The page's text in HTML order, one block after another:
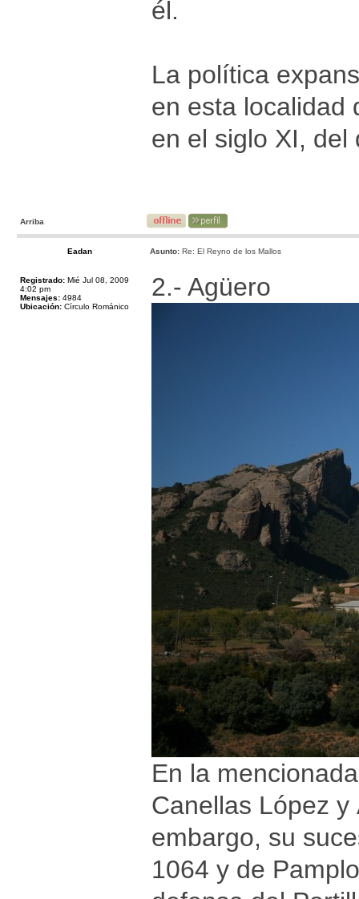
él.
La política
en esta localidad
en el siglo XI, del
Arriba
Eadan Asunto: Re: El Reyno de los Mallos
Registrado: Mié Jul 08, 2009
4:02 pm
Mensajes: 4984
Ubicación: Círculo Románico
2.- Agüero
En la
Canellas López
embargo, su
1064 y de